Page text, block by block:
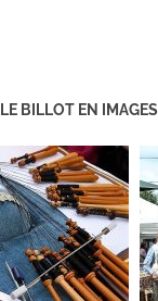
LE BILLOT EN IMAGES